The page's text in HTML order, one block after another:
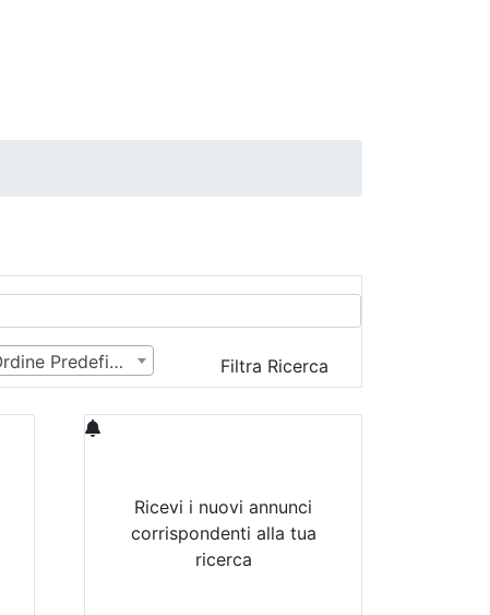
Ordine Predefinito Filtra Ricerca
Ricevi i nuovi annunci
corrispondenti alla tua
ricerca